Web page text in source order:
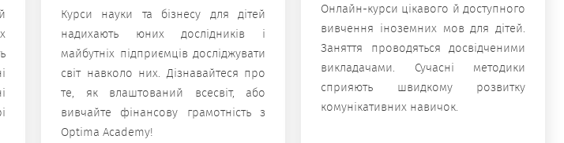
Курси науки та бізнесу для дітей
надихають юних дослідників і
майбутніх підприємців досліджувати
світ навколо них. Дізнавайтеся про
те, як влаштований всесвіт, або
вивчайте фінансову грамотність з
Optima Academy!
Онлайн-курси цікавого й доступного
вивчення іноземних мов для дітей.
Заняття проводяться досвідченими
викладачами. Сучасні методики
сприяють швидкому розвитку
комунікативних навичок.